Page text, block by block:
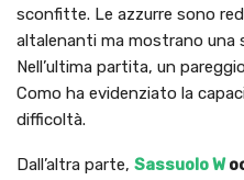
sconfitte. Le azzurre sono
altalenanti ma mostrano
Nell’ultima partita, un
Como ha evidenziato la
difficoltà.
Dall’altra parte, Sassuolo W